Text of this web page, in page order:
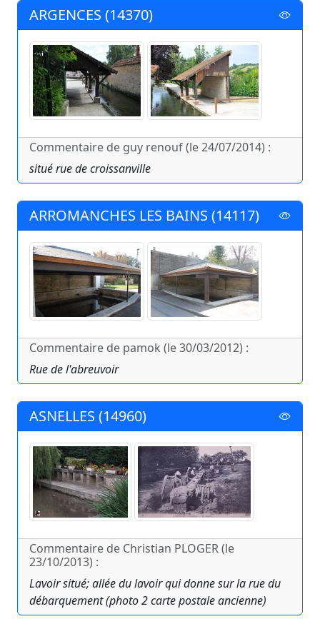
ARGENCES (14370)
Commentaire de guy renouf (le 24/07/2014) :
situé rue de croissanville
ARROMANCHES LES BAINS (14117)
Commentaire de pamok (le 30/03/2012) :
Rue de l'abreuvoir
ASNELLES (14960)
Commentaire de Christian PLOGER (le
23/10/2013) :
Lavoir situé; allée du lavoir qui donne sur la rue du
débarquement (photo 2 carte postale ancienne)